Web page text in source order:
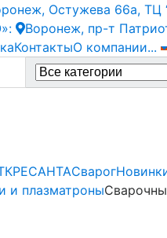
Остужева 66а, ТЦ
Воронеж, пр-т
КонтактыО компании...
РЕСАНТАСварог
и плазматроны